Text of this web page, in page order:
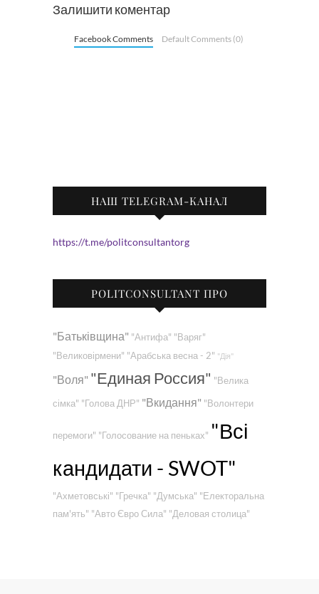
Залишити коментар
Facebook Comments Default Comments (0)
НАШ TELEGRAM-КАНАЛ
https://t.me/politconsultantorg
POLITCONSULTANT ПРО
"Батьківщина" "Антифа" "Варяг"
"Великовірмени" "Арабська весна - 2" "Дія"
"Воля" "Единая Россия" "Велика
сімка" "Голова ДНР" "Вкидання" "Волонтери
перемоги" "Голосование на пеньках" "Всі
кандидати - SWOT"
"Ахметовські" "Гречка" "Думська" "Електоральна
пам'ять" "Авто Євро Сила" "Деловая столица"